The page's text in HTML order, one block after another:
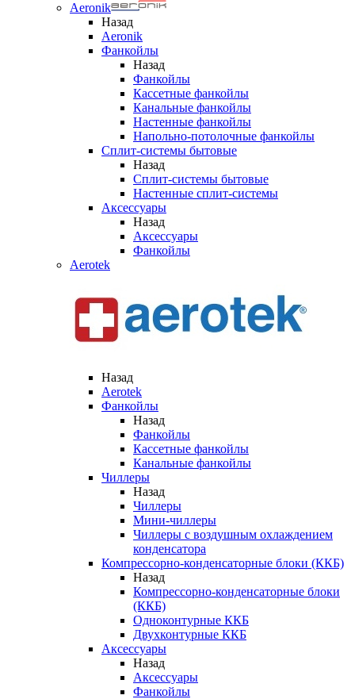
Aeronik
Назад
Aeronik
Фанкойлы
Назад
Фанкойлы
Кассетные фанкойлы
Канальные фанкойлы
Настенные фанкойлы
Напольно-потолочные фанкойлы
Сплит-системы бытовые
Назад
Сплит-системы бытовые
Настенные сплит-системы
Аксессуары
Назад
Аксессуары
Фанкойлы
Aerotek
Назад
Aerotek
Фанкойлы
Назад
Фанкойлы
Кассетные фанкойлы
Канальные фанкойлы
Чиллеры
Назад
Чиллеры
Мини-чиллеры
Чиллеры с воздушным охлаждением
конденсатора
Компрессорно-конденсаторные блоки (ККБ)
Назад
Компрессорно-конденсаторные блоки
(ККБ)
Одноконтурные ККБ
Двухконтурные ККБ
Аксессуары
Назад
Аксессуары
Фанкойлы